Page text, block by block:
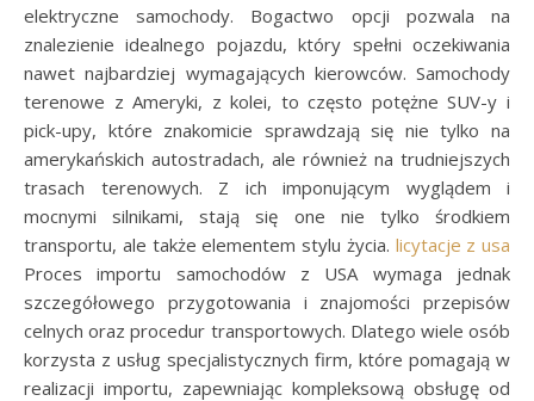
elektryczne samochody. Bogactwo opcji pozwala na
znalezienie idealnego pojazdu, który spełni oczekiwania
nawet najbardziej wymagających kierowców. Samochody
terenowe z Ameryki, z kolei, to często potężne SUV-y i
pick-upy, które znakomicie sprawdzają się nie tylko na
amerykańskich autostradach, ale również na trudniejszych
trasach terenowych. Z ich imponującym wyglądem i
mocnymi silnikami, stają się one nie tylko środkiem
transportu, ale także elementem stylu życia. licytacje z usa
Proces importu samochodów z USA wymaga jednak
szczegółowego przygotowania i znajomości przepisów
celnych oraz procedur transportowych. Dlatego wiele osób
korzysta z usług specjalistycznych firm, które pomagają w
realizacji importu, zapewniając kompleksową obsługę od